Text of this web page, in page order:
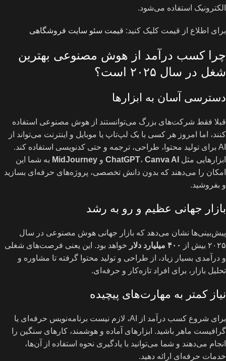
الکترونیک استفاده می‌شود.
برای اطلاع از قیمت کلیک کنید: قیمت سئو سایت فروشگاهی
چرا کسب درآمد از هوش مصنوعی بهترین
شغل در سال ۲۰۲۵ است؟
دسترسی آسان به ابزارها
قبلا فقط شرکت‌های بزرگ می‌توانستند از هوش مصنوعی استفاده
کنند، اما امروز هر کسی با یک لپ‌تاپ یا موبایل و اینترنت می‌تواند از
AI برای تولید محتوا، طراحی، ترجمه و حتی کدنویسی استفاده کند.
ابزارهایی مثل
ChatGPT، Canva AI و MidJourney به شما این
امکان را می‌دهند که بدون دانش تخصصی، پروژه‌های حرفه‌ای بسازید
و بفروشید.
بازار جهانی عظیم و رو به رشد
پیش‌بینی‌ها نشان می‌دهد که بازار جهانی هوش مصنوعی در سال
۲۰۲۵ بیش از
۴۰۰ میلیارد دلار خواهد بود. این یعنی فرصت‌های شغلی
و درآمدی بسیار زیاد، از طراحی و تولید محتوا گرفته تا مشاوره و
تحلیل بازار، برای افراد تازه‌کار و حرفه‌ای.
نیاز کمتر به مهارت‌های پیچیده
برای شروع کسب درآمد از AI، لازم نیست برنامه‌نویس حرفه‌ای یا
گرافیست ماهر باشید. ابزارهای آماده و هوشمند، کارهای سنگین را
انجام می‌دهند و شما می‌توانید با یادگیری نحوه استفاده از آن‌ها،
خدمات حرفه‌ای ارائه دهید.